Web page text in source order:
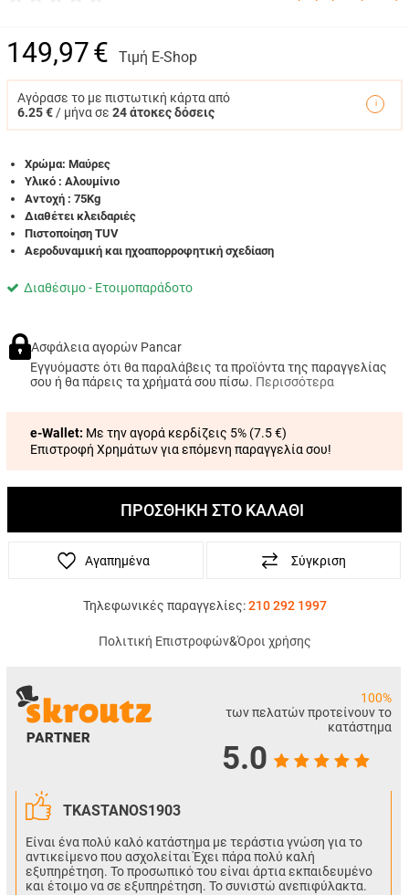
149,97€ Τιμή E-Shop
Αγόρασε το με πιστωτική κάρτα από
6.25 € / μήνα σε 24 άτοκες δόσεις
Χρώμα: Μαύρες
Υλικό : Αλουμίνιο
Αντοχή : 75Kg
Διαθέτει κλειδαριές
Πιστοποίηση TUV
Aεροδυναμική και ηχοαπορροφητική σχεδίαση
Διαθέσιμο - Ετοιμοπαράδοτο
Ασφάλεια αγορών Pancar
Εγγυόμαστε ότι θα παραλάβεις τα προϊόντα της παραγγελίας
σου ή θα πάρεις τα χρήματά σου πίσω. Περισσότερα
e-Wallet: Με την αγορά κερδίζεις 5% (7.5 €)
Επιστροφή Χρημάτων για επόμενη παραγγελία σου!
ΠΡΟΣΘΗΚΗ ΣΤΟ ΚΑΛΑΘΙ
Αγαπημένα Σύγκριση
Τηλεφωνικές παραγγελίες: 210 292 1997
Πολιτική Επιστροφών&Όροι χρήσης
100%
των πελατών προτείνουν το
κατάστημα
5.0
TKASTANOS1903
Είναι ένα πολύ καλό κατάστημα με τεράστια γνώση για το
αντικείμενο που ασχολείται Έχει πάρα πολύ καλή
εξυπηρέτηση. Το προσωπικό του είναι άρτια εκπαιδευμένο
και έτοιμο να σε εξυπηρέτηση. Το συνιστώ ανεπιφύλακτα.